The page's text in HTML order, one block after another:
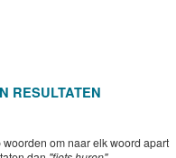
RESULTATEN
om naar elk woord apart